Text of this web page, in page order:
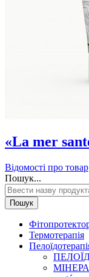
«La mer
Відомості про товар
Пошук...
Пошук
Термотерапія